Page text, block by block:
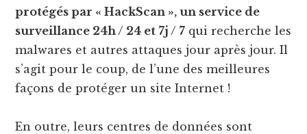
protégés par « HackScan », un service de
surveillance 24h / 24 et 7j / 7 qui recherche les
malwares et autres attaques jour après jour. Il
s’agit pour le coup, de l’une des meilleures
façons de protéger un site Internet !
En outre, leurs centres de données sont